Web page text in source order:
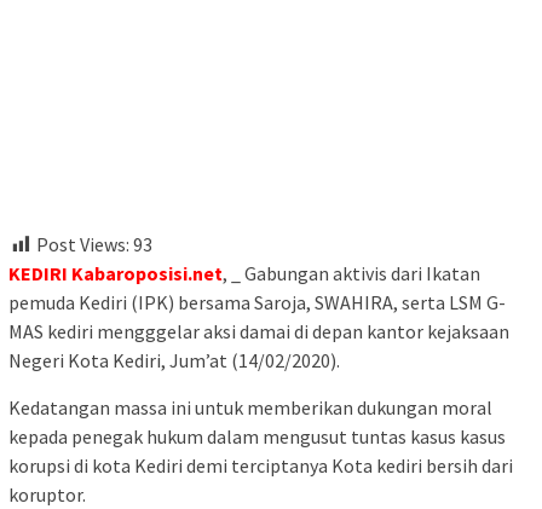
Post Views: 93
KEDIRI Kabaroposisi.net, _ Gabungan aktivis dari Ikatan
pemuda Kediri (IPK) bersama Saroja, SWAHIRA, serta LSM G-
MAS kediri mengggelar aksi damai di depan kantor kejaksaan
Negeri Kota Kediri, Jum’at (14/02/2020).
Kedatangan massa ini untuk memberikan dukungan moral
kepada penegak hukum dalam mengusut tuntas kasus kasus
korupsi di kota Kediri demi terciptanya Kota kediri bersih dari
koruptor.